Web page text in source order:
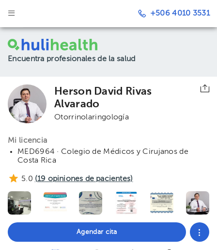
+506 4010 3531
Encuentra profesionales de la salud
Herson David Rivas
Alvarado
Otorrinolaringología
Mi licencia
MED6964 · Colegio de Médicos y Cirujanos de
Costa Rica
5.0 (19 opiniones de pacientes)
Agendar cita